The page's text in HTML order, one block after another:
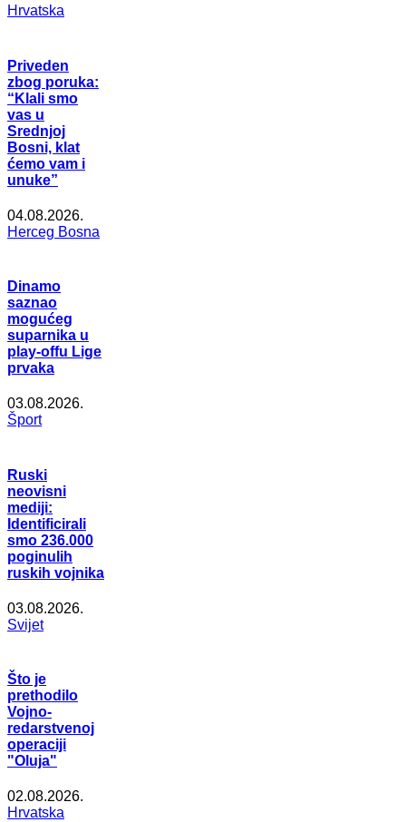
Hrvatska
Priveden
zbog poruka:
“Klali smo
vas u
Srednjoj
Bosni, klat
ćemo vam i
unuke”
04.08.2026.
Herceg Bosna
Dinamo
saznao
mogućeg
suparnika u
play-offu Lige
prvaka
03.08.2026.
Šport
Ruski
neovisni
mediji:
Identificirali
smo 236.000
poginulih
ruskih vojnika
03.08.2026.
Svijet
Što je
prethodilo
Vojno-
redarstvenoj
operaciji
"Oluja"
02.08.2026.
Hrvatska